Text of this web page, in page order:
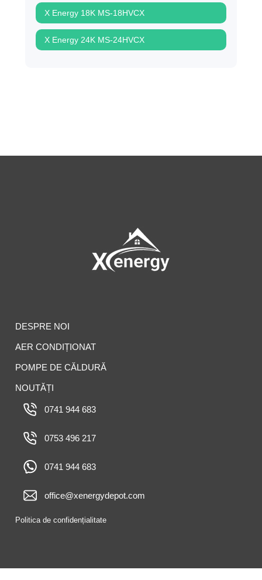
X Energy 18K MS-18HVCX
X Energy 24K MS-24HVCX
DESPRE NOI
AER CONDIȚIONAT
POMPE DE CĂLDURĂ
NOUTĂȚI
0741 944 683
0753 496 217
0741 944 683
office@xenergydepot.com
Politica de confidențialitate